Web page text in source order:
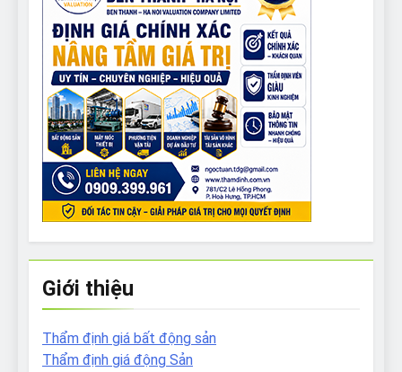
Giới thiệu
Thẩm định giá bất động sản
Thẩm định giá động Sản